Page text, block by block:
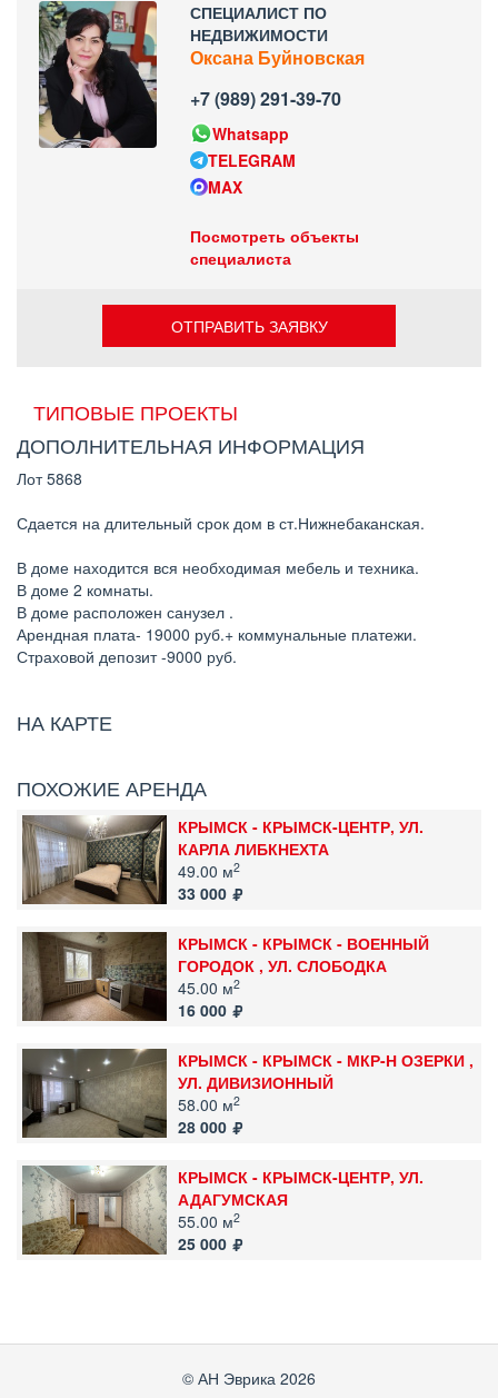
СПЕЦИАЛИСТ ПО
НЕДВИЖИМОСТИ
Оксана Буйновская
+7 (989) 291-39-70
Whatsapp
TELEGRAM
MAX
Посмотреть объекты
специалиста
ОТПРАВИТЬ ЗАЯВКУ
ТИПОВЫЕ ПРОЕКТЫ
ДОПОЛНИТЕЛЬНАЯ ИНФОРМАЦИЯ
Лот 5868
Сдается на длительный срок дом в ст.Нижнебаканская.
В доме находится вся необходимая мебель и техника.
В доме 2 комнаты.
В доме расположен санузел .
Арендная плата- 19000 руб.+ коммунальные платежи.
Страховой депозит -9000 руб.
НА КАРТЕ
ПОХОЖИЕ АРЕНДА
КРЫМСК - КРЫМСК-ЦЕНТР, УЛ.
КАРЛА ЛИБКНЕХТА
49.00 м2
33 000
КРЫМСК - КРЫМСК - ВОЕННЫЙ
ГОРОДОК , УЛ. СЛОБОДКА
45.00 м2
16 000
КРЫМСК - КРЫМСК - МКР-Н ОЗЕРКИ ,
УЛ. ДИВИЗИОННЫЙ
58.00 м2
28 000
КРЫМСК - КРЫМСК-ЦЕНТР, УЛ.
АДАГУМСКАЯ
55.00 м2
25 000
© АН Эврика 2026